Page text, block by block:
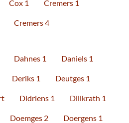
Cox 1 Cremers 1
Cremers 4
Dahnes 1 Daniels 1
Deriks 1 Deutges 1
Didriens 1 Dilikrath 1
Doemges 2 Doergens 1